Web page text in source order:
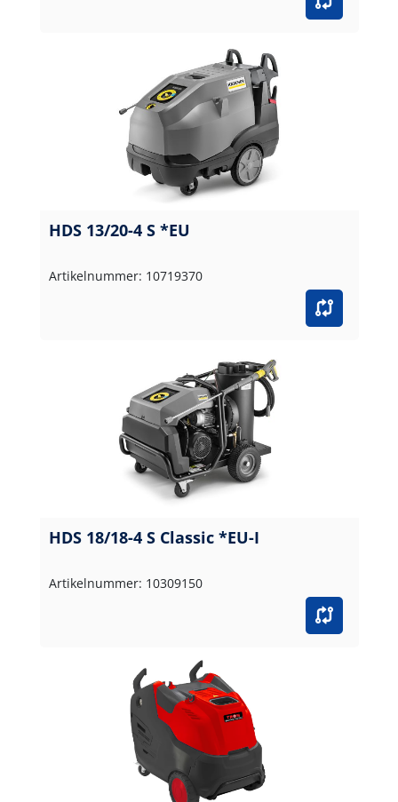
HDS 13/20-4 S *EU
Artikelnummer: 10719370
HDS 18/18-4 S Classic *EU-I
Artikelnummer: 10309150